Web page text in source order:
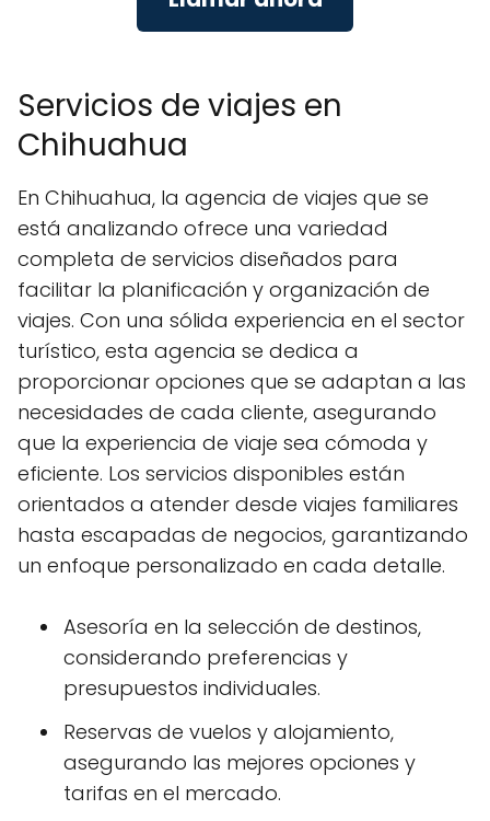
Servicios de viajes en
Chihuahua
En Chihuahua, la agencia de viajes que se
está analizando ofrece una variedad
completa de servicios diseñados para
facilitar la planificación y organización de
viajes. Con una sólida experiencia en el sector
turístico, esta agencia se dedica a
proporcionar opciones que se adaptan a las
necesidades de cada cliente, asegurando
que la experiencia de viaje sea cómoda y
eficiente. Los servicios disponibles están
orientados a atender desde viajes familiares
hasta escapadas de negocios, garantizando
un enfoque personalizado en cada detalle.
Asesoría en la selección de destinos,
considerando preferencias y
presupuestos individuales.
Reservas de vuelos y alojamiento,
asegurando las mejores opciones y
tarifas en el mercado.